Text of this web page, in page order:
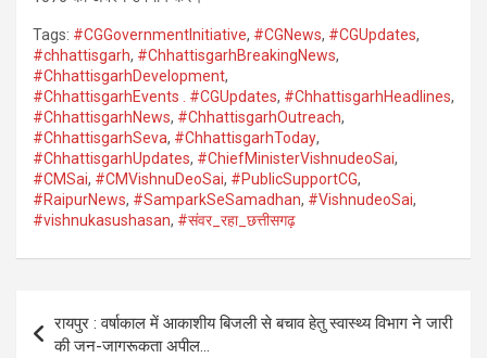
Tags: #CGGovernmentInitiative, #CGNews, #CGUpdates,
#chhattisgarh, #ChhattisgarhBreakingNews,
#ChhattisgarhDevelopment,
#ChhattisgarhEvents . #CGUpdates, #ChhattisgarhHeadlines,
#ChhattisgarhNews, #ChhattisgarhOutreach,
#ChhattisgarhSeva, #ChhattisgarhToday,
#ChhattisgarhUpdates, #ChiefMinisterVishnudeoSai,
#CMSai, #CMVishnuDeoSai, #PublicSupportCG,
#RaipurNews, #SamparkSeSamadhan, #VishnudeoSai,
#vishnukasushasan, #संवर_रहा_छत्तीसगढ़
navigation
रायपुर : वर्षाकाल में आकाशीय बिजली से बचाव हेतु स्वास्थ्य विभाग ने जारी
की जन-जागरूकता अपील…